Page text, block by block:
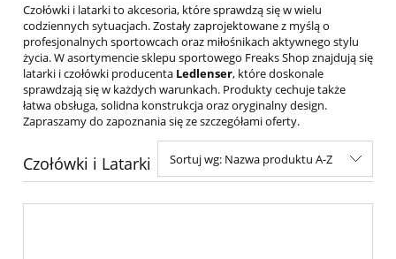
Czołówki i latarki to akcesoria, które sprawdzą się w wielu
codziennych sytuacjach. Zostały zaprojektowane z myślą o
profesjonalnych sportowcach oraz miłośnikach aktywnego stylu
życia. W asortymencie sklepu sportowego Freaks Shop znajdują się
latarki i czołówki producenta Ledlenser, które doskonale
sprawdzają się w każdych warunkach. Produkty cechuje także
łatwa obsługa, solidna konstrukcja oraz oryginalny design.
Zapraszamy do zapoznania się ze szczegółami oferty.
Czołówki i Latarki Sortuj wg: Nazwa produktu A-Z